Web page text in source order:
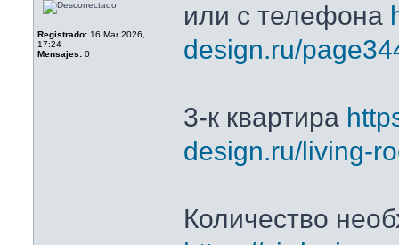
Registrado: 16 Mar 2026,
17:24
Mensajes: 0
или с телефона
design.ru/
3-к квартира
design.ru/living-
Количество